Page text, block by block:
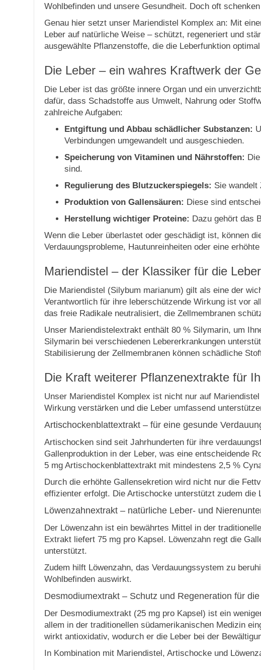
Wohlbefinden und unsere Gesundheit. Doch oft
Genau hier setzt unser Mariendistel Komplex an: Mit
Leber auf natürliche Weise – schützt, regeneriert und
ausgewählte Pflanzenstoffe, die die Leberfunktion
Die Leber – ein wahres Kraftwerk der
Die Leber ist das größte innere Organ und ein
dafür, dass Schadstoffe aus Umwelt, Nahrung oder
zahlreiche Aufgaben:
Entgiftung und Abbau schädlicher Substanzen:
Verbindungen umgewandelt und ausgeschieden.
Speicherung von Vitaminen und Nährstoffen:
sind.
Regulierung des Blutzuckerspiegels: Sie wandelt
Produktion von Gallensäuren: Diese sind
Herstellung wichtiger Proteine: Dazu gehört das
Wenn die Leber überlastet oder geschädigt ist, können
Verdauungsprobleme, Hautunreinheiten oder eine
Mariendistel – der Klassiker für die
Die Mariendistel (Silybum marianum) gilt als eine der
Verantwortlich für ihre leberschützende Wirkung ist vor
das freie Radikale neutralisiert, die Zellmembranen
Unser Mariendistelextrakt enthält 80 % Silymarin, um
Silymarin bei verschiedenen Lebererkrankungen
Stabilisierung der Zellmembranen können schädliche
Die Kraft weiterer Pflanzenextrakte für
Unser Mariendistel Komplex ist nicht nur auf
Wirkung verstärken und die Leber umfassend
Artischockenblattextrakt – für eine gesunde
Artischocken sind seit Jahrhunderten für ihre
Gallenproduktion in der Leber, was eine entscheidende
5 mg Artischockenblattextrakt mit mindestens 2,5 %
Durch die erhöhte Gallensekretion wird nicht nur die
effizienter erfolgt. Die Artischocke unterstützt zudem die
Löwenzahnextrakt – natürliche Leber- und
Der Löwenzahn ist ein bewährtes Mittel in der
Extrakt liefert 75 mg pro Kapsel. Löwenzahn regt die
unterstützt.
Zudem hilft Löwenzahn, das Verdauungssystem zu
Wohlbefinden auswirkt.
Desmodiumextrakt – Schutz und Regeneration für
Der Desmodiumextrakt (25 mg pro Kapsel) ist ein
allem in der traditionellen südamerikanischen Medizin
wirkt antioxidativ, wodurch er die Leber bei der
In Kombination mit Mariendistel, Artischocke und